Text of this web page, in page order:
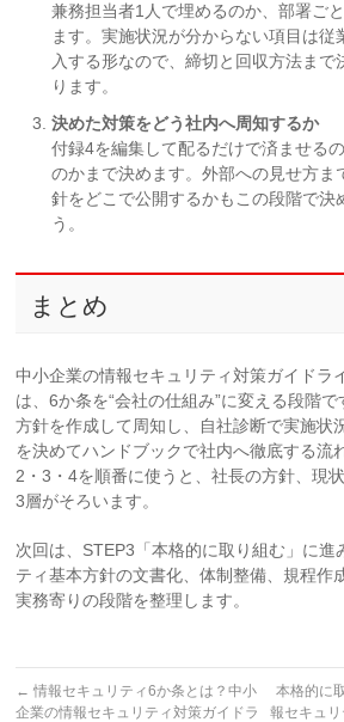
兼務担当者1人で埋めるのか、部署ご
ます。実施状況が分からない項目は従
入する形なので、締切と回収方法まで
ります。
決めた対策をどう社内へ周知するか
付録4を編集して配るだけで済ませる
のかまで決めます。外部への見せ方ま
針をどこで公開するかもこの段階で決
う。
まとめ
中小企業の情報セキュリティ対策ガイドラ
は、6か条を“会社の仕組み”に変える段階
方針を作成して周知し、自社診断で実施状
を決めてハンドブックで社内へ徹底する流
2・3・4を順番に使うと、社長の方針、現
3層がそろいます。
次回は、STEP3「本格的に取り組む」に進
ティ基本方針の文書化、体制整備、規程作
実務寄りの段階を整理します。
← 情報セキュリティ6か条とは？中小
企業の情報セキュリティ対策ガイドラ
本格的に
報セキュ